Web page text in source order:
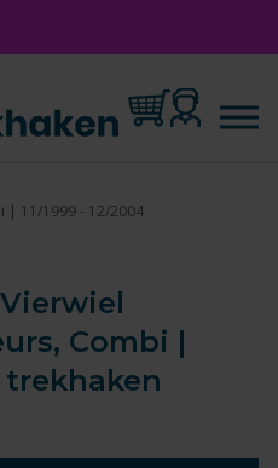
| 11/1999 - 12/2004
Combi |
trekhaken